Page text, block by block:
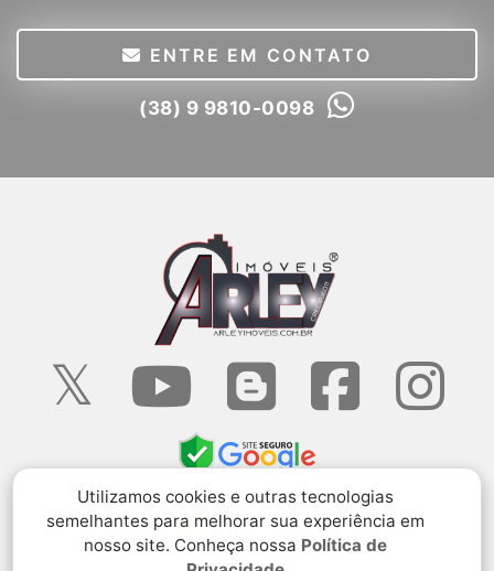
Utilizamos cookies e outras tecnologias
semelhantes para melhorar sua experiência em
nosso site. Conheça nossa Política de
ENTRE EM CONTATO
(38) 9 9810-0098